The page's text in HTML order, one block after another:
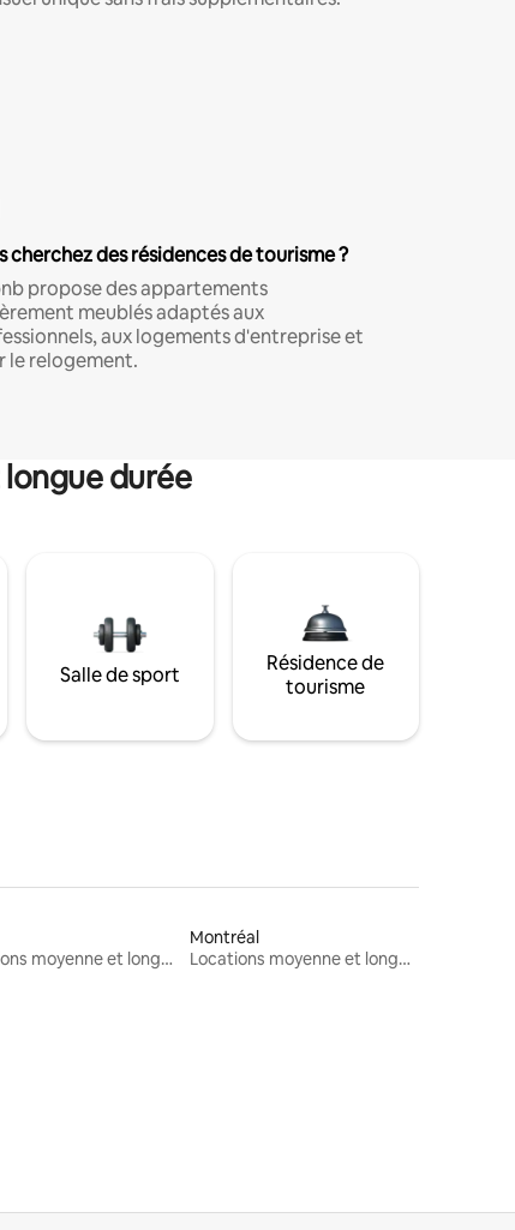
cherchez des résidences de tourisme ?
propose des appartements
meublés adaptés aux
aux logements d'entreprise et
le relogement.
durée
Salle de sport
Résidence de
tourisme
Locations moyenne et longue durée
Montréal
Locations moyenne et longue durée